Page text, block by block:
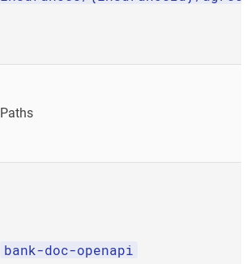
Paths
bank-doc-openapi